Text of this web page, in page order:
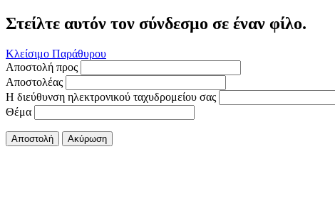
Στείλτε αυτόν τον σύνδεσμο σε έναν φίλο.
Κλείσιμο Παράθυρου
Αποστολή προς
Αποστολέας
Η διεύθυνση ηλεκτρονικού ταχυδρομείου σας
Θέμα
Αποστολή Ακύρωση